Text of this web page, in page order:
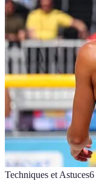
Techniques et Astuces6